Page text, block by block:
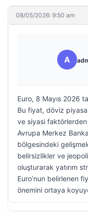
08/05/2026: 9:50 am
A
Euro, 8 Mayıs 2026
Bu fiyat, döviz
ve siyasi faktörlerden
Avrupa Merkez
bölgesindeki
belirsizlikler ve
oluşturarak yatırım
Euro’nun belirlenen
önemini ortaya